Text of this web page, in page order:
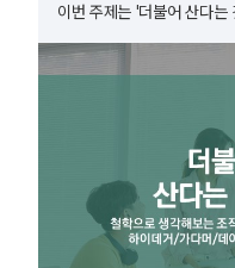
이번 주제는 '더불어 산다는